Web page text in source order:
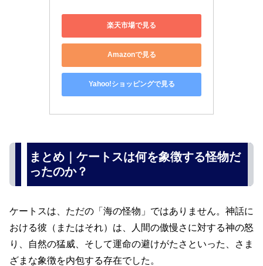
楽天市場で見る
Amazonで見る
Yahoo!ショッピングで見る
まとめ｜ケートスは何を象徴する怪物だ
ったのか？
ケートスは、ただの「海の怪物」ではありません。神話に
おける彼（またはそれ）は、人間の傲慢さに対する神の怒
り、自然の猛威、そして運命の避けがたさといった、さま
ざまな象徴を内包する存在でした。